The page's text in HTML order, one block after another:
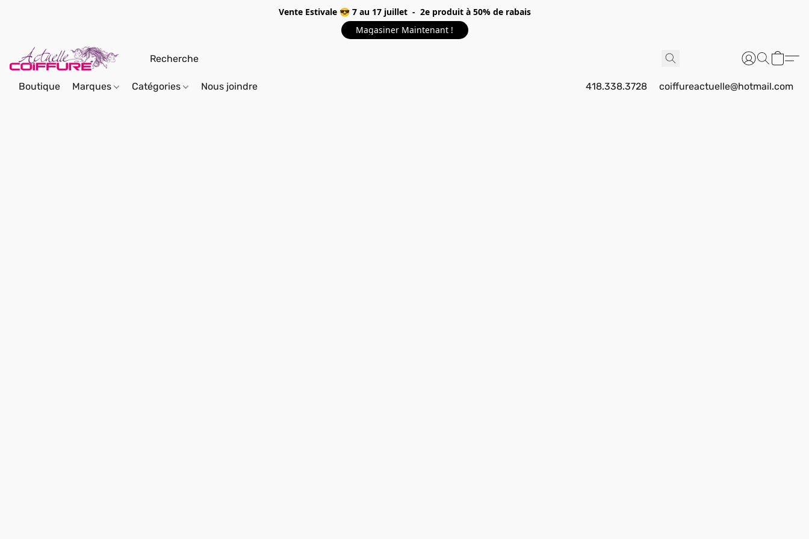
Vente Estivale 😎 7 au 17 juillet - 2e produit à 50% de rabais
Magasiner Maintenant !
Boutique Marques Catégories Nous joindre 418.338.3728 coiffureactuelle@hotmail.com